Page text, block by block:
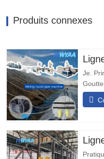
Produits connexes
Je.
tuyau